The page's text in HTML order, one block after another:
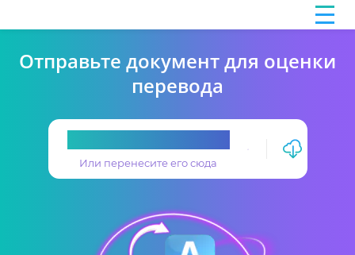
Отправьте документ для оценки
перевода
Или перенесите его сюда